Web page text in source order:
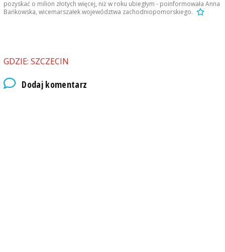
pozyskać o milion złotych więcej, niż w roku ubiegłym - poinformowała Anna
Bańkowska, wicemarszałek województwa zachodniopomorskiego.
GDZIE: SZCZECIN
Dodaj komentarz